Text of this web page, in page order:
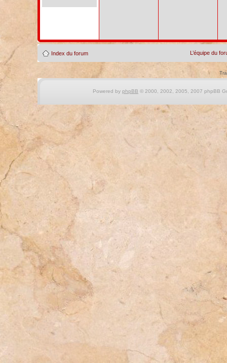
Index du forum L’équipe du
Powered by phpBB © 2000, 2002, 2005, 2007 phpBB